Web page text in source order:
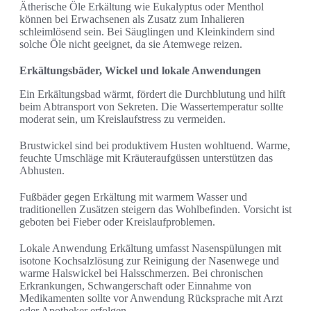
Ätherische Öle Erkältung wie Eukalyptus oder Menthol
können bei Erwachsenen als Zusatz zum Inhalieren
schleimlösend sein. Bei Säuglingen und Kleinkindern sind
solche Öle nicht geeignet, da sie Atemwege reizen.
Erkältungsbäder, Wickel und lokale Anwendungen
Ein Erkältungsbad wärmt, fördert die Durchblutung und hilft
beim Abtransport von Sekreten. Die Wassertemperatur sollte
moderat sein, um Kreislaufstress zu vermeiden.
Brustwickel sind bei produktivem Husten wohltuend. Warme,
feuchte Umschläge mit Kräuteraufgüssen unterstützen das
Abhusten.
Fußbäder gegen Erkältung mit warmem Wasser und
traditionellen Zusätzen steigern das Wohlbefinden. Vorsicht ist
geboten bei Fieber oder Kreislaufproblemen.
Lokale Anwendung Erkältung umfasst Nasenspülungen mit
isotone Kochsalzlösung zur Reinigung der Nasenwege und
warme Halswickel bei Halsschmerzen. Bei chronischen
Erkrankungen, Schwangerschaft oder Einnahme von
Medikamenten sollte vor Anwendung Rücksprache mit Arzt